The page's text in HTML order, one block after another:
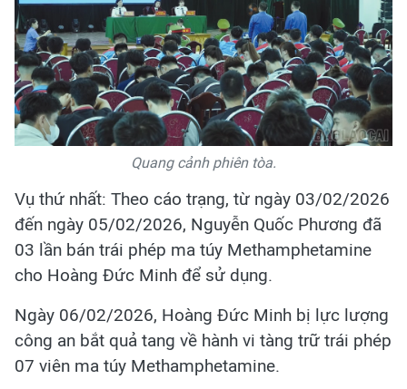
Quang cảnh phiên tòa.
Vụ thứ nhất: Theo cáo trạng, từ ngày 03/02/2026
đến ngày 05/02/2026, Nguyễn Quốc Phương đã
03 lần bán trái phép ma túy Methamphetamine
cho Hoàng Đức Minh để sử dụng.
Ngày 06/02/2026, Hoàng Đức Minh bị lực lượng
công an bắt quả tang về hành vi tàng trữ trái phép
07 viên ma túy Methamphetamine.